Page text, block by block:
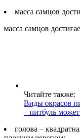
масса самцов
масса самцов
Читайте также:
Виды окрасов
– питбуль
голова –